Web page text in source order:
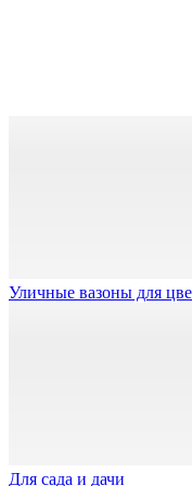
Уличные вазоны для
Для сада и дачи